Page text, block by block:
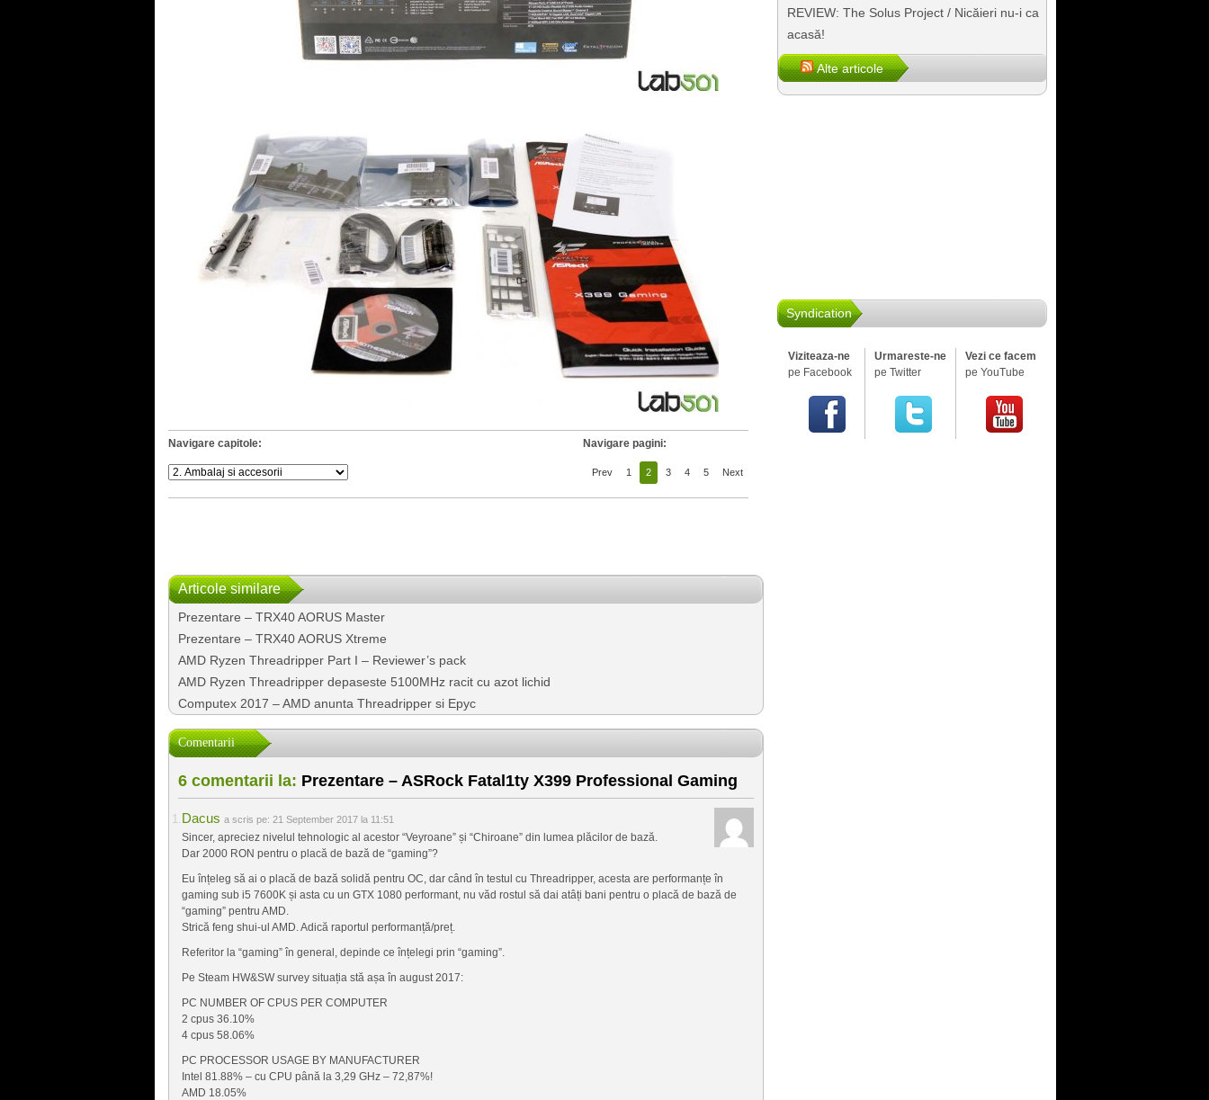
Navigare capitole: Navigare pagini:
Prev 1 2 3 4 5 Next
Articole similare
Prezentare – TRX40 AORUS Master
Prezentare – TRX40 AORUS Xtreme
AMD Ryzen Threadripper Part I – Reviewer’s pack
AMD Ryzen Threadripper depaseste 5100MHz racit cu azot lichid
Computex 2017 – AMD anunta Threadripper si Epyc
Comentarii
6 comentarii la: Prezentare – ASRock Fatal1ty X399 Professional Gaming
Dacus a scris pe: 21 September 2017 la 11:51
Sincer, apreciez nivelul tehnologic al acestor “Veyroane” și “Chiroane” din lumea plăcilor de bază.
Dar 2000 RON pentru o placă de bază de “gaming”?
Eu înțeleg să ai o placă de bază solidă pentru OC, dar când în testul cu Threadripper, acesta are performanțe în
gaming sub i5 7600K și asta cu un GTX 1080 performant, nu văd rostul să dai atâți bani pentru o placă de bază de
“gaming” pentru AMD.
Strică feng shui-ul AMD. Adică raportul performanță/preț.
Referitor la “gaming” în general, depinde ce înțelegi prin “gaming”.
Pe Steam HW&SW survey situația stă așa în august 2017:
PC NUMBER OF CPUS PER COMPUTER
2 cpus 36.10%
4 cpus 58.06%
PC PROCESSOR USAGE BY MANUFACTURER
Intel 81.88% – cu CPU până la 3,29 GHz – 72,87%!
AMD 18.05%
REVIEW: The Solus Project / Nicăieri nu-i ca
acasă!
Alte articole
Syndication
Viziteaza-ne
pe Facebook
Urmareste-ne
pe Twitter
Vezi ce facem
pe YouTube